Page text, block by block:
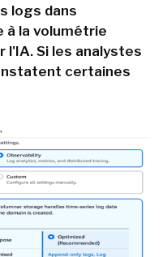
logs dans
à la volumétrie
l'IA. Si les analystes
certaines